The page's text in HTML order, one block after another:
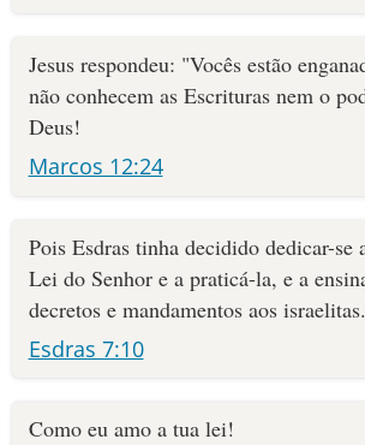
Jesus respondeu: "Vocês estão
não conhecem as Escrituras nem o
Deus!
Marcos 12:24
Pois Esdras tinha decidido dedicar-se
Lei do Senhor e a praticá-la, e a
decretos e mandamentos aos israelitas.
Esdras 7:10
Como eu amo a tua lei!